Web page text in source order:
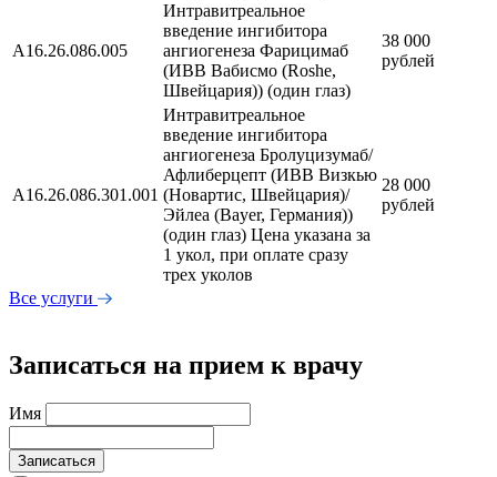
А16.26.086.005
Интравитреальное
введение ингибитора
ангиогенеза Фарицимаб
(ИВВ Вабисмо (Roshe,
Швейцария)) (один глаз)
38 000
рублей
А16.26.086.301.001
Интравитреальное
введение ингибитора
ангиогенеза Бролуцизумаб/
Афлиберцепт (ИВВ Визкью
(Новартис, Швейцария)/
Эйлеа (Bayer, Германия))
(один глаз) Цена указана за
1 укол, при оплате сразу
трех уколов
28 000
рублей
Все услуги
Записаться на прием к врачу
Имя
Записаться